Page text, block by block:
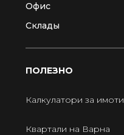
Офис
Склады
ПОЛЕЗНО
Калкулатори за имоти
Квартали на Варна